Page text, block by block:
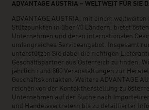
ADVANTAGE AUSTRIA – WELTWEIT FÜR SIE
ADVANTAGE AUSTRIA, mit einem weltweiten
Stützpunkten in über 70 Ländern, bietet
Unternehmen und deren internationalen
umfangreiches Serviceangebot. Insgesamt
unterstützen Sie dabei die richtigen
Geschäftspartner aus Österreich zu finden.
jährlich rund 800 Veranstaltungen zur
Geschäftskontakten. Weitere ADVANTAGE
reichen von der Kontaktherstellung zu
Unternehmen auf der Suche nach
und Handelsvertretern bis zu detaillierter